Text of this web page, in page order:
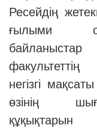
Ресейдің
ғылыми
байланыстар
негізгі
өзінің